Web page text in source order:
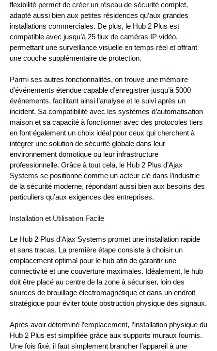
flexibilité permet de créer un réseau de sécurité complet,
adapté aussi bien aux petites résidences qu’aux grandes
installations commerciales. De plus, le Hub 2 Plus est
compatible avec jusqu’à 25 flux de caméras IP vidéo,
permettant une surveillance visuelle en temps réel et offrant
une couche supplémentaire de protection.
Parmi ses autres fonctionnalités, on trouve une mémoire
d’événements étendue capable d’enregistrer jusqu’à 5000
événements, facilitant ainsi l’analyse et le suivi après un
incident. Sa compatibilité avec les systèmes d’automatisation
maison et sa capacité à fonctionner avec des protocoles tiers
en font également un choix idéal pour ceux qui cherchent à
intégrer une solution de sécurité globale dans leur
environnement domotique ou leur infrastructure
professionnelle. Grâce à tout cela, le Hub 2 Plus d’Ajax
Systems se positionne comme un acteur clé dans l’industrie
de la sécurité moderne, répondant aussi bien aux besoins des
particuliers qu’aux exigences des entreprises.
Installation et Utilisation Facile
Le Hub 2 Plus d’Ajax Systems promet une installation rapide
et sans tracas. La première étape consiste à choisir un
emplacement optimal pour le hub afin de garantir une
connectivité et une couverture maximales. Idéalement, le hub
doit être placé au centre de la zone à sécuriser, loin des
sources de brouillage électromagnétique et dans un endroit
stratégique pour éviter toute obstruction physique des signaux.
Après avoir déterminé l’emplacement, l’installation physique du
Hub 2 Plus est simplifiée grâce aux supports muraux fournis.
Une fois fixé, il faut simplement brancher l’appareil à une